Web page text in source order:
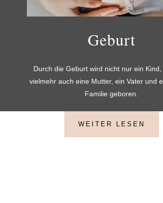
Geburt
Durch die Geburt wird nicht nur ein
vielmehr auch eine Mutter, ein Vater und
Familie geboren.
WEITER LESEN